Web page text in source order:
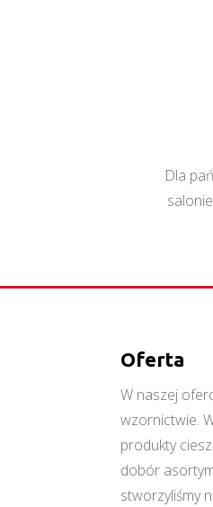
Dla
Oferta
W naszej
wzornictwie.
produkty
dobór
stworzyliśmy